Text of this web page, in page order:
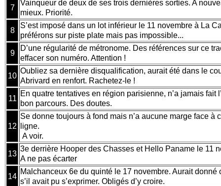
7
Vainqueur de deux de ses trois dernières sorties. A
mieux. Priorité.
8
S’est imposé dans un lot inférieur le 11 novembre à La
préférons sur piste plate mais pas impossible...
9
D’une régularité de métronome. Des références sur ce
effacer son numéro. Attention !
10
Oubliez sa dernière disqualification, aurait été dans le
Abrivard en renfort. Rachetez-le !
11
En quatre tentatives en région parisienne, n’a jamais fait
bon parcours. Des doutes.
12
Se donne toujours à fond mais n’a aucune marge face à
ligne.
A voir.
13
3e derrière Hooper des Chasses et Hello Paname le 11
A ne pas écarter
14
Malchanceux 6e du quinté le 17 novembre. Aurait donné
s’il avait pu s’exprimer. Obligés d’y croire.